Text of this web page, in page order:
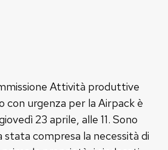
Attività produttive
con urgenza per la Airpack è
23 aprile, alle 11. Sono
compresa la necessità di